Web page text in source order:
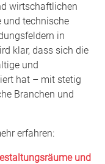
wirtschaftlichen
und technische
in
klar, dass sich die
und
hat – mit stetig
Branchen und
erfahren:
und